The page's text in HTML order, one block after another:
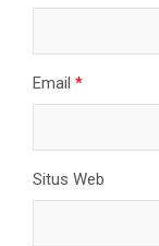
Email *
Situs Web